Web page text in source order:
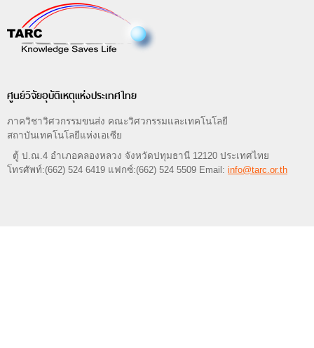
ศูนย์วิจัยอุบัติเหตุแห่งประเทศไทย
ภาควิชาวิศวกรรมขนส่ง คณะวิศวกรรมและเทคโนโลยี
สถาบันเทคโนโลยีแห่งเอเซีย
ตู้ ป.ณ.4 อำเภอคลองหลวง จังหวัดปทุมธานี 12120 ประเทศไทย
โทรศัพท์:(662) 524 6419 แฟกซ์:(662) 524 5509 Email: info@tarc.or.th